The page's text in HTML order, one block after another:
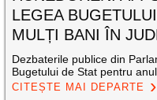
LEGEA
MULȚI BANI ÎN
Dezbaterile publice din
Bugetului de Stat pentru
CITEȘTE MAI DEPARTE